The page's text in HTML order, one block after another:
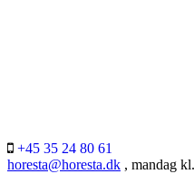
+45 35 24 80 61
horesta@horesta.dk , mandag